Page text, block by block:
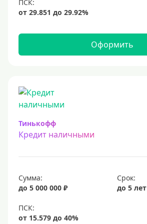
15 млн
20 млн
50 миллионов
Меньше 1 млн (руб)
15000 руб
18000 руб
20 тысяч
Оформить
Тинькофф
Кредит наличными
Сумма:
до 5 000 000 ₽
Срок:
до 5 лет